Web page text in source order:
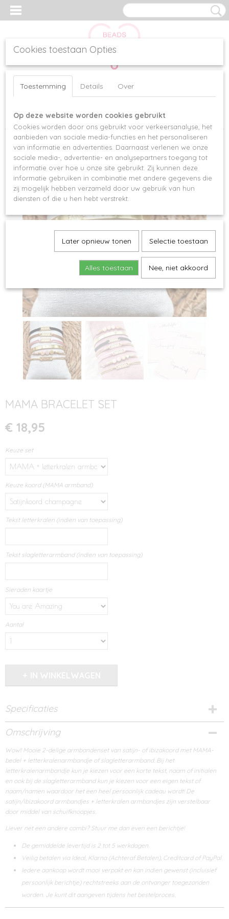
Inloggen Registreren
Home >Armbanden>Armbandensets>MAMA BRACELET SET
MAMA BRACELET SET
€ 18,95
Keuze set
Keuze koord (MAMA armband)
Tekst letterkralen (indien van toepassing)
Tekst slagletterarmband (indien van toepassing)
Sieraden kaartje
Aantal
Specificaties
Bruto gewicht
0,04 Kg
Omschrijving
Wow!! Mooie 2-delige armbandenset van satijn- of ibizakoord met MAMA-
bedel + letterkralenarmbandje of slagletterarmband. Bij het
letterkralenarmbandje kun je kiezen voor een korte tekst, naam of initialen
en ook bij de slagletterarmband kun je kiezen voor een eigen tekst of
naam/namen waardoor het een heel persoonlijk cadeau wordt! De
satijn/ibizakoord armbandjes + letterkralen armbandjes zijn verstelbaar
door middel van schuifknoopjes.
Liever net een andere combi? Stuur me dan even een berichtje!
De gemiddelde levertijd is 2 tot 5 werkdagen.
Veilig betalen via Ideal, Klarna (Achteraf Betalen), Creditcard of PayPal.
Iedere aankoop wordt mooi verpakt en kan indien gewenst (incluisief
persoonlijk berichtje) rechtstreeks aan de ontvanger toegezonden
worden. Je kunt dit aangeven tijdens het bestelproces.
Cookies toestaan Opties
Toestemming Details Over
Op deze website worden cookies gebruikt
Cookies worden door ons gebruikt voor verkeersanalyse, het
aanbieden van sociale media-functies en het personaliseren
van informatie en advertenties. Daarnaast verlenen we onze
sociale media-, advertentie- en analysepartners toegang tot
informatie over hoe u onze site gebruikt. Zij kunnen deze
informatie gebruiken in combinatie met andere gegevens die
zij mogelijk hebben verzameld door uw gebruik van hun
diensten of die u hen hebt verstrekt.
Later opnieuw tonen Selectie toestaan
Alles toestaan Nee, niet akkoord